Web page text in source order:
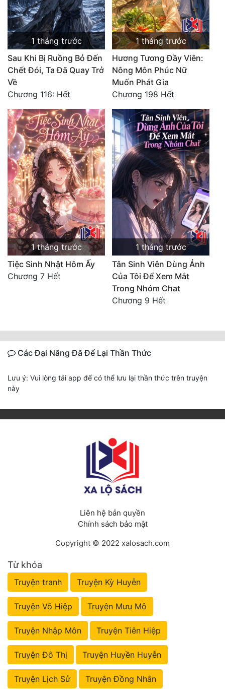
Điền Văn
Đô Thị
Đông Phương
Đông Phương Huyền Huyễn
Đồng Nhân
Cẩu Đạo Trường Sinh
Ngự Thú
Truyện Nam
Truyện Nữ
Vô Địch Lưu
Xây Dựng Thế Lực
Đam Mỹ
Đẹp
Cơ Trí
Sát Phạt Quyết Đoán
Vô Sỉ
Điềm Đạm
1 tháng trước
Sau Khi Bị Ruồng Bỏ Đến
Chết Đói, Ta Đã Quay Trở
Về
Chương 116: Hết
1 tháng trước
Hương Tương Đầy Viên:
Nông Môn Phúc Nữ
Muốn Phát Gia
Chương 198 Hết
1 tháng trước
Tiệc Sinh Nhật Hôm Ấy
Chương 7 Hết
1 tháng trước
Tân Sinh Viên Dùng Ảnh
Của Tôi Để Xem Mắt
Trong Nhóm Chat
Chương 9 Hết
Các Đại Năng Đã Để Lại Thần Thức
Lưu ý: Vui lòng tải app để có thể lưu lại thần thức trên truyện
này
Liên hệ bản quyền
Chính sách bảo mật
Copyright © 2022 xalosach.com
Từ khóa
Truyện tranh Truyện Kỳ Huyễn
Truyện Võ Hiệp Truyện Mưu Mô
Truyện Nhập Môn Truyện Tiên Hiệp
Truyện Đô Thị Truyện Huyền Huyễn
Truyện Lịch Sử Truyện Đồng Nhân